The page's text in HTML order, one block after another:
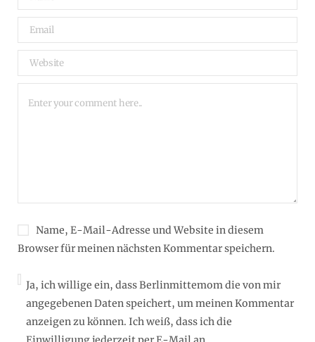
Name, E-Mail-Adresse und Website in diesem
Browser für meinen nächsten Kommentar speichern.
Ja, ich willige ein, dass Berlinmittemom die von mir
angegebenen Daten speichert, um meinen Kommentar
anzeigen zu können. Ich weiß, dass ich die